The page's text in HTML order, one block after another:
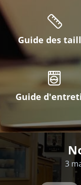
Guide des
Guide
3